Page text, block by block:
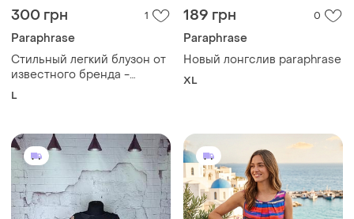
300 грн 1
Paraphrase
Стильный легкий блузон от
известного бренда -
размер l
L
189 грн 0
Paraphrase
Новый лонгслив paraphrase
XL